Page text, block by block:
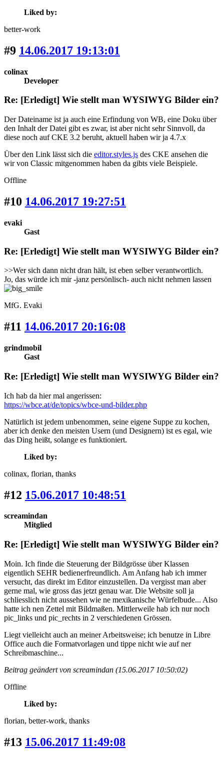
Liked by:
better-work
#9 14.06.2017 19:13:01
colinax
Developer
Re: [Erledigt] Wie stellt man WYSIWYG Bilder ein?
Der Dateiname ist ja auch eine Erfindung von WB, eine Doku über
den Inhalt der Datei gibt es zwar, ist aber nicht sehr Sinnvoll, da
diese noch auf CKE 3.2 beruht, aktuell haben wir ja 4.7.x
Über den Link lässt sich die editor.styles.js des CKE ansehen die
wir von Classic mitgenommen haben da gibts viele Beispiele.
Offline
#10 14.06.2017 19:27:51
evaki
Gast
Re: [Erledigt] Wie stellt man WYSIWYG Bilder ein?
>>Wer sich dann nicht dran hält, ist eben selber verantwortlich.
Jo, das würde ich mir -janz persönlisch- auch nicht nehmen lassen
MfG. Evaki
#11 14.06.2017 20:16:08
grindmobil
Gast
Re: [Erledigt] Wie stellt man WYSIWYG Bilder ein?
Ich hab da hier mal angerissen:
https://wbce.at/de/topics/wbce-und-bilder.php
Natürlich ist jedem unbenommen, seine eigene Suppe zu kochen,
aber ich denke den meisten Usern (und Designern) ist es egal, wie
das Ding heißt, solange es funktioniert.
Liked by:
colinax, florian, thanks
#12 15.06.2017 10:48:51
screamindan
Mitglied
Re: [Erledigt] Wie stellt man WYSIWYG Bilder ein?
Moin. Ich finde die Steuerung der Bildgrösse über Klassen
eigentlich SEHR bedienerfreundlich. Am Anfang hab ich immer
versucht, das direkt im Editor einzustellen. Da vergisst man aber
gerne mal, wie gross das jetzt genau war. Die Website soll ja
schliesslich nicht aussehen wie ne mexikanische Würfelbude... Also
hatte ich nen Zettel mit Bildmaßen. Mittlerweile hab ich nur noch
pic_links und pic_rechts in 2 verschiedenen Grössen.
Liegt vielleicht auch an meiner Arbeitsweise; ich benutze in Libre
Office auch die Formatvorlagen und tippe nicht wie auf ner
Schreibmaschine...
Beitrag geändert von screamindan (15.06.2017 10:50:02)
Offline
Liked by:
florian, better-work, thanks
#13 15.06.2017 11:49:08